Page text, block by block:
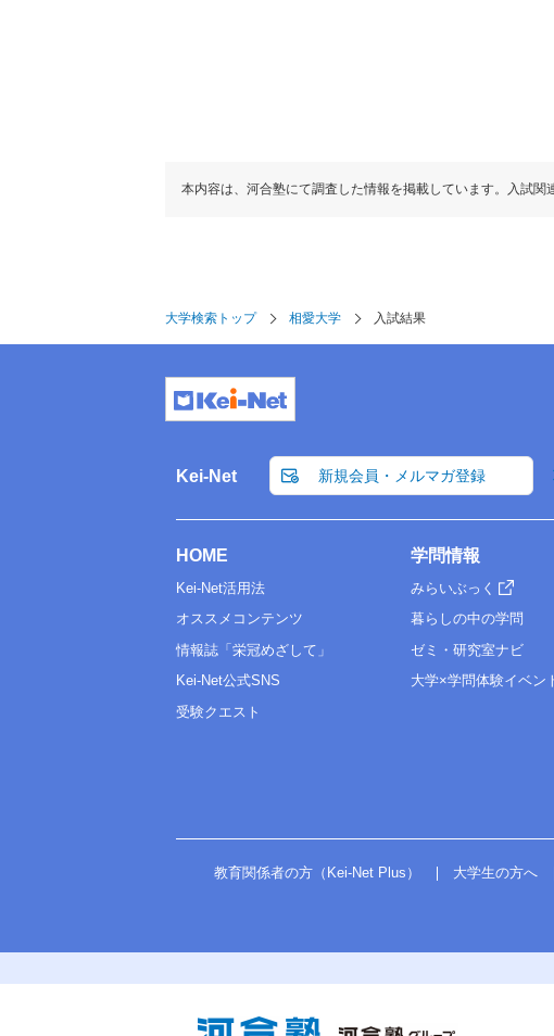
本内容は、河合塾にて調査した情報を掲載しています。入試
大学検索トップ 相愛大学 入試結果
Kei-Net 新規会員・メルマガ登録
HOME
Kei-Net活用法
オススメコンテンツ
情報誌「栄冠めざして」
Kei-Net公式SNS
受験クエスト
学問情報
みらいぶっく
暮らしの中の学問
ゼミ・研究室ナビ
大学×学問体験イベン
教育関係者の方（Kei-Net Plus） 大学生の方へ